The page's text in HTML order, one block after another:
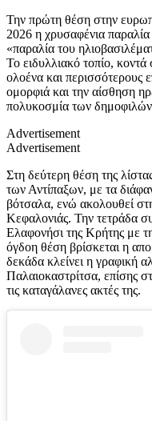
Την πρώτη θέση στην
2026 η χρυσαφένια
«παραλία του
Το ειδυλλιακό τοπίο,
ολοένα και περισσότερους
ομορφιά και την αίσθηση
πολυκοσμία των δημοφιλών
Advertisement
Advertisement
Στη δεύτερη θέση της
των Αντίπαξων, με τα
βότσαλα, ενώ ακολουθεί
Κεφαλονιάς. Την τετράδα
Ελαφονήσι της Κρήτης με
όγδοη θέση βρίσκεται η
δεκάδα κλείνει η γραφική
Παλαιοκαστρίτσα, επίσης
τις καταγάλανες ακτές της.